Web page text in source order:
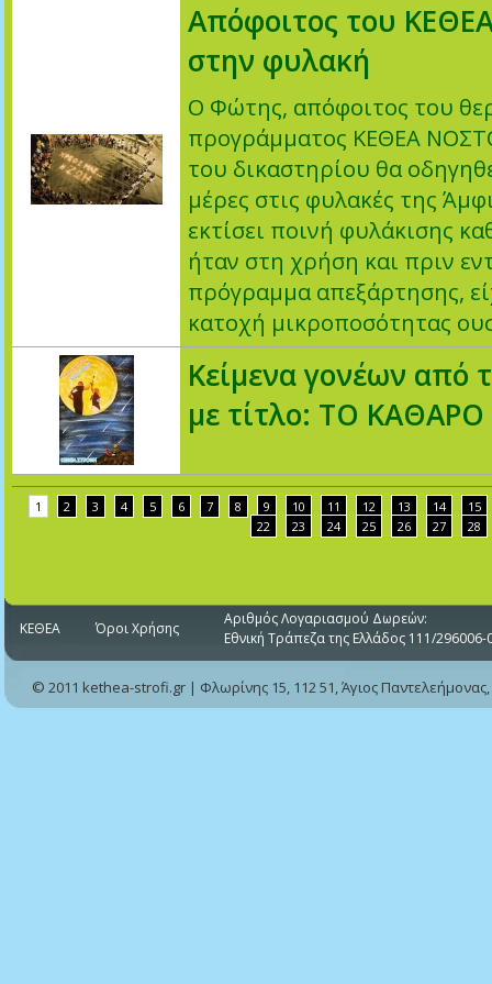
Απόφοιτος του
στην φυλακή
Ο Φώτης, απόφοιτος του
προγράμματος ΚΕΘΕΑ
του δικαστηρίου θα
μέρες στις φυλακές της
εκτίσει ποινή φυλάκισης
ήταν στη χρήση και πριν
πρόγραμμα απεξάρτησης,
κατοχή μικροποσότητας
Κείμενα γονέων από
με τίτλο: ΤΟ ΚΑΘΑΡΟ
1 2 3 4 5 6 7 8 9 10 11 12 13 14
15
22
23 24 25 26 27 28
ΚΕΘΕΑ Όροι Χρήσης
Αριθμός Λογαριασμού Δωρεών:
Εθνική Τράπεζα της Ελλάδος 111/296006-
© 2011 kethea-strofi.gr | Φλωρίνης 15, 112 51, Άγιος Παντελεήμονας,